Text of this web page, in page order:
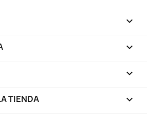



TIENDA keyboard_arrow_down